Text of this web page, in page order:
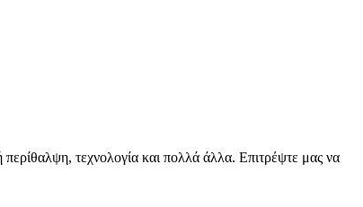
περίθαλψη, τεχνολογία και πολλά άλλα. Επιτρέψτε μας να